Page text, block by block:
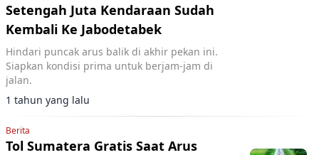
Setengah Juta Kendaraan Sudah
Kembali Ke Jabodetabek
Hindari puncak arus balik di akhir pekan ini.
Siapkan kondisi prima untuk berjam-jam di
jalan.
1 tahun yang lalu
Berita
Tol Sumatera Gratis Saat Arus